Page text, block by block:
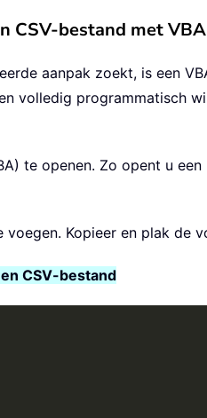
CSV-bestand met
aanpak zoekt, is een
volledig programmatisch
te openen. Zo opent u
Kopieer en plak de
CSV-bestand